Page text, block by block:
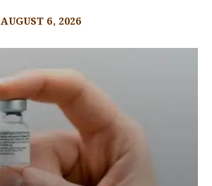
AUGUST 6, 2026